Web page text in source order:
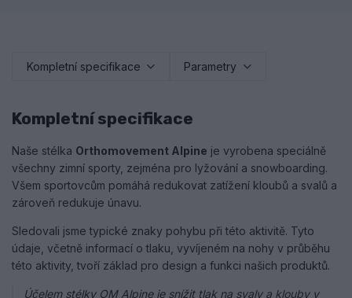
Kompletní specifikace Parametry
Kompletní specifikace
Naše stélka Orthomovement Alpine je vyrobena speciálně
všechny zimní sporty, zejména pro lyžování a snowboarding.
Všem sportovcům pomáhá redukovat zatížení kloubů a svalů a
zároveň redukuje únavu.
Sledovali jsme typické znaky pohybu při této aktivitě. Tyto
údaje, včetně informací o tlaku, vyvíjeném na nohy v průběhu
této aktivity, tvoří základ pro design a funkci našich produktů.
Účelem stélky OM Alpine je snížit tlak na svaly a klouby v